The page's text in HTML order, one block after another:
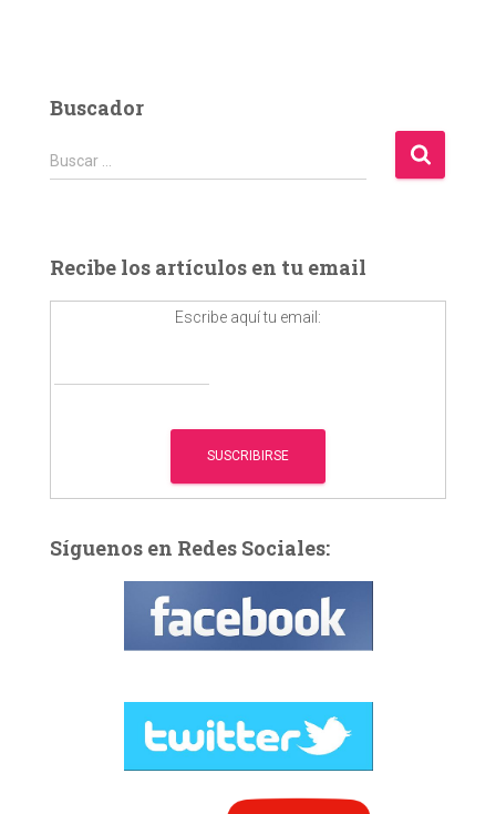
Buscador
B
u
r
:
Buscar …
Recibe los artículos en tu email
Escribe aquí tu email:
Síguenos en Redes Sociales: